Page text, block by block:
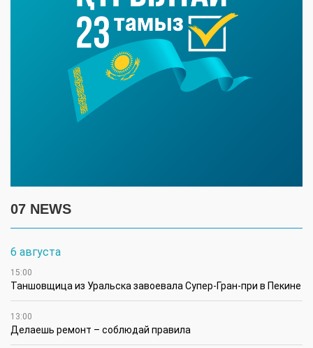
07 NEWS
6 августа
15:00
Таншовщица из Уральска завоевала Супер-Гран-при в Пекине
13:00
Делаешь ремонт – соблюдай правила